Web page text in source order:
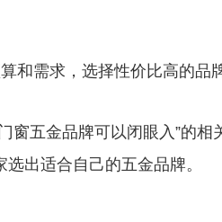
需求，选择性价比高的品牌
五金品牌可以闭眼入”的相
出适合自己的五金品牌。